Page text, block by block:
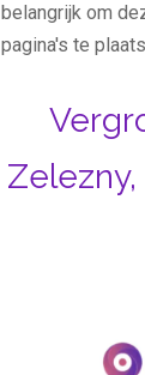
belangrijk om
pagina's te